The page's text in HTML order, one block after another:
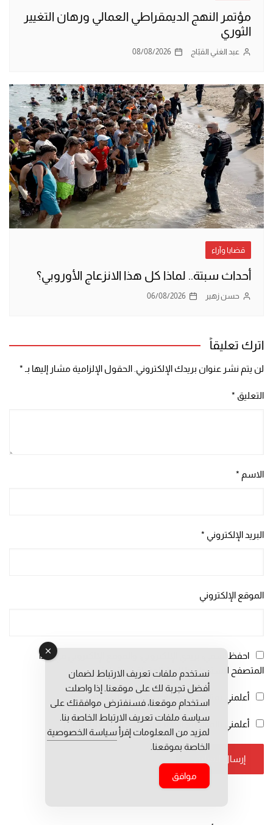
مؤتمر النهج الديمقراطي العمالي ورهان التغيير
الثوري
عبد الغني القبّاج 08/08/2026
قضايا وآراء
أحداث سبتة.. لماذا كل هذا الانزعاج الأوروبي؟
حسن زهير 06/08/2026
اترك تعليقاً
لن يتم نشر عنوان بريدك الإلكتروني. الحقول الإلزامية مشار إليها بـ *
التعليق *
الاسم *
البريد الإلكتروني *
الموقع الإلكتروني
احفظ اسمي، بريدي الإلكتروني، والموقع الإلكتروني في هذا
المتصفح لاستخدامها المرة المقبلة في تعليقي.
أعلمني بمتابعة التعليقات بواسطة البريد الإلكتروني.
أعلمني بالمواضيع الجديدة بواسطة البريد الإلكتروني.
نستخدم ملفات تعريف الارتباط لضمان
أفضل تجربة لك على موقعنا. إذا واصلت
استخدام موقعنا، فسنفترض موافقتك على
سياسة ملفات تعريف الارتباط الخاصة بنا.
لمزيد من المعلومات إقرأ سياسة الخصوصية
الخاصة بموقعنا.
موافق